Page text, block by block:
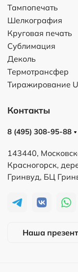
Тампопечать
Шелкография
Круговая печать
Сублимация
Деколь
Термотрансфер
Тиражирование
Контакты
8 (495) 308-95-88
143440,
Красногорск,
Гринвуд, БЦ
Наша